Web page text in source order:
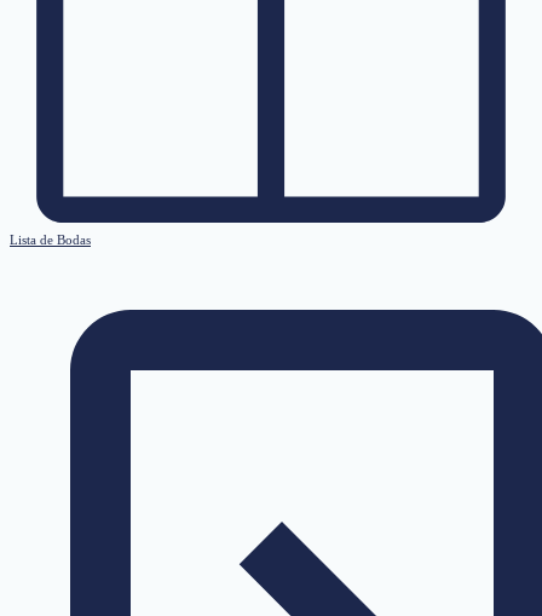
Lista de Bodas